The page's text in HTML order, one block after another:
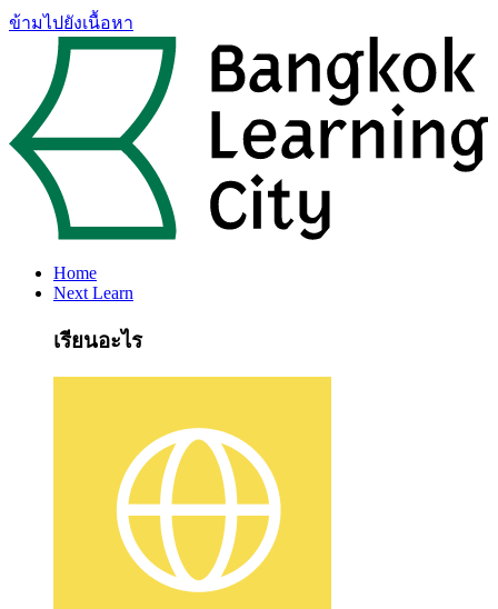
ข้ามไปยังเนื้อหา
Home
Next Learn
เรียนอะไร